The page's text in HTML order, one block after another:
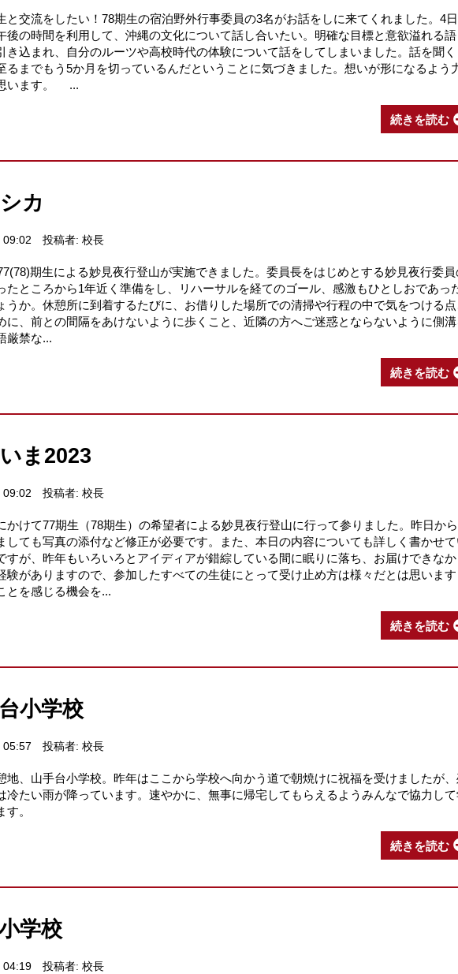
交流をしたい！78期生の宿泊野外行事委員の3名がお話をしに来てくれました。4
後の時間を利用して、沖縄の文化について話し合いたい。明確な目標と意欲溢れる語
き込まれ、自分のルーツや高校時代の体験について話をしてしまいました。話を聞く
るまでもう5か月を切っているんだということに気づきました。想いが形になるよう
います。 ...
続きを読む
カ
09:02 投稿者: 校長
期生による妙見夜行登山が実施できました。委員長をはじめとする妙見夜行委員
たところから1年近く準備をし、リハーサルを経てのゴール、感激もひとしおであっ
うか。休憩所に到着するたびに、お借りした場所での清掃や行程の中で気をつける点
に、前との間隔をあけないように歩くこと、近隣の方へご迷惑とならないように側溝
厳禁な...
続きを読む
ま2023
09:02 投稿者: 校長
かけて77期生（78期生）の希望者による妙見夜行登山に行って参りました。昨日か
しても写真の添付など修正が必要です。また、本日の内容についても詳しく書かせて
すが、昨年もいろいろとアイディアが錯綜している間に眠りに落ち、お届けできなか
験がありますので、参加したすべての生徒にとって受け止め方は様々だとは思います
とを感じる機会を...
続きを読む
小学校
05:57 投稿者: 校長
地、山手台小学校。昨年はここから学校へ向かう道で朝焼けに祝福を受けましたが
冷たい雨が降っています。速やかに、無事に帰宅してもらえるようみんなで協力し
。
続きを読む
学校
04:19 投稿者: 校長